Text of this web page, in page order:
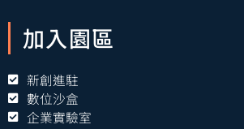
加入園區
新創進駐
數位沙盒
企業實驗室